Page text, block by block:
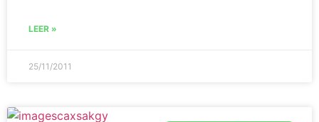
LEER »
25/11/2011